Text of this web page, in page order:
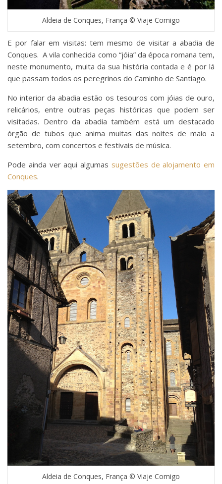
Aldeia de Conques, França © Viaje Comigo
E por falar em visitas: tem mesmo de visitar a abadia de
Conques. A vila conhecida como “jóia” da época romana tem,
neste monumento, muita da sua história contada e é por lá
que passam todos os peregrinos do Caminho de Santiago.
No interior da abadia estão os tesouros com jóias de ouro,
relicários, entre outras peças históricas que podem ser
visitadas. Dentro da abadia também está um destacado
órgão de tubos que anima muitas das noites de maio a
setembro, com concertos e festivais de música.
Pode ainda ver aqui algumas sugestões de alojamento em
Conques.
Aldeia de Conques, França © Viaje Comigo